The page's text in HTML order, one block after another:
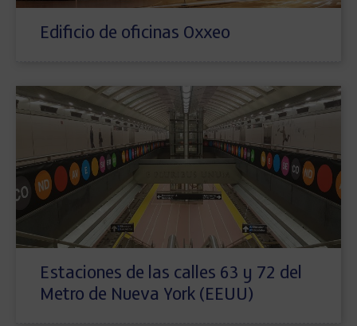
Edificio de oficinas Oxxeo
Estaciones de las calles 63 y 72 del
Metro de Nueva York (EEUU)